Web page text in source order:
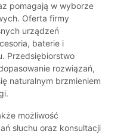
pomagają w wyborze
Oferta firmy
urządzeń
baterie i
Przedsiębiorstwo
rozwiązań,
naturalnym brzmieniem
możliwość
słuchu oraz konsultacji